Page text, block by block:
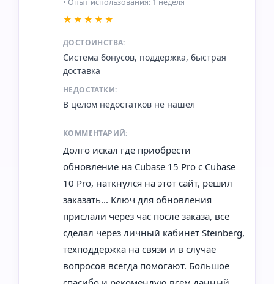
★★★★★
ДОСТОИНСТВА:
Система бонусов, поддержка, быстрая
доставка
НЕДОСТАТКИ:
В целом недостатков не нашел
КОММЕНТАРИЙ:
Долго искал где приобрести
обновление на Cubase 15 Pro с Cubase
10 Pro, наткнулся на этот сайт, решил
заказать... Ключ для обновления
прислали через час после заказа, все
сделал через личный кабинет Steinberg,
техподдержка на связи и в случае
вопросов всегда помогают. Большое